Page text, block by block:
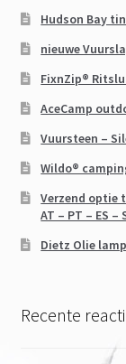
Hudson Bay
nieuwe
FixnZip®
AceCamp
Vuursteen –
Wildo®
Verzend optie
AT – PT – ES –
Dietz Olie
Recente